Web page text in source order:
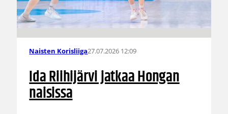
Naisten Korisliiga27.07.2026 12:09
Ida Riihijärvi jatkaa Hongan
naisissa